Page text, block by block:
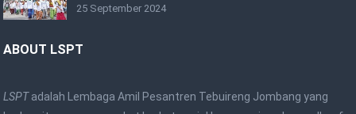
25 September 2024
ABOUT LSPT
LSPTadalah Lembaga Amil Pesantren Tebuireng Jombang yang